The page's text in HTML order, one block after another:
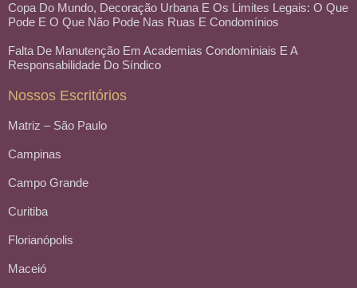
Copa Do Mundo, Decoração Urbana E Os Limites Legais: O Que
Pode E O Que Não Pode Nas Ruas E Condomínios
Falta De Manutenção Em Academias Condominiais E A
Responsabilidade Do Síndico
Nossos Escritórios
Matriz – São Paulo
Campinas
Campo Grande
Curitiba
Florianópolis
Maceió